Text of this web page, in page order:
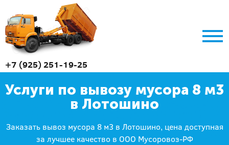
+7 (925) 251-19-25
Услуги по вывозу мусора 8 м3
в Лотошино
Заказать вывоз мусора 8 м3 в Лотошино, цена доступная
за лучшее качество в ООО Мусоровоз-РФ